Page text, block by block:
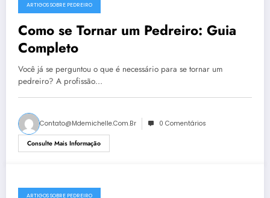
ARTIGOS SOBRE PEDREIRO
Como se Tornar um Pedreiro: Guia
Completo
Você já se perguntou o que é necessário para se tornar um
pedreiro? A profissão…
Contato@mdemichelle.com.br 0 Comentários
Consulte Mais Informação
ARTIGOS SOBRE PEDREIRO